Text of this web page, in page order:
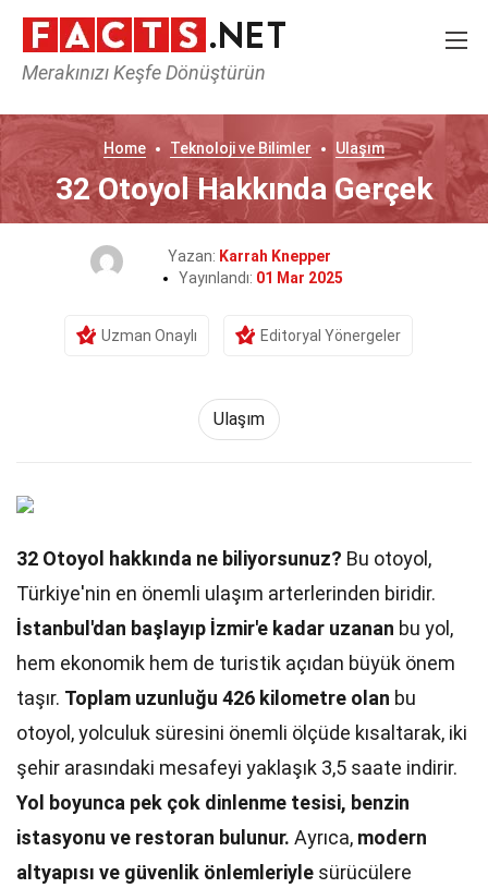
Merakınızı Keşfe Dönüştürün
Home Teknoloji ve Bilimler Ulaşım
32 Otoyol Hakkında Gerçek
Yazan: Karrah Knepper
Yayınlandı: 01 Mar 2025
Uzman Onaylı Editoryal Yönergeler
Ulaşım
32 Otoyol hakkında ne biliyorsunuz? Bu otoyol,
Türkiye'nin en önemli ulaşım arterlerinden biridir.
İstanbul'dan başlayıp İzmir'e kadar uzanan bu yol,
hem ekonomik hem de turistik açıdan büyük önem
taşır. Toplam uzunluğu 426 kilometre olan bu
otoyol, yolculuk süresini önemli ölçüde kısaltarak, iki
şehir arasındaki mesafeyi yaklaşık 3,5 saate indirir.
Yol boyunca pek çok dinlenme tesisi, benzin
istasyonu ve restoran bulunur. Ayrıca, modern
altyapısı ve güvenlik önlemleriyle sürücülere